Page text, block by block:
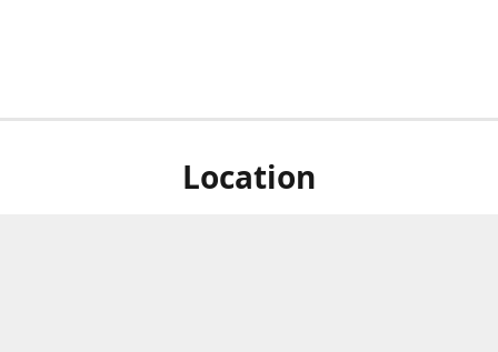
Location